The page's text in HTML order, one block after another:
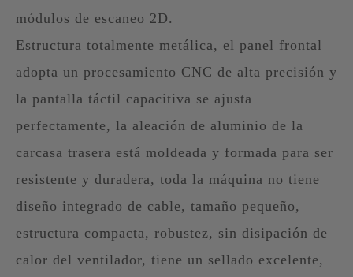
módulos de escaneo 2D.
Estructura totalmente metálica, el panel frontal
adopta un procesamiento CNC de alta precisión y
la pantalla táctil capacitiva se ajusta
perfectamente, la aleación de aluminio de la
carcasa trasera está moldeada y formada para ser
resistente y duradera, toda la máquina no tiene
diseño integrado de cable, tamaño pequeño,
estructura compacta, robustez, sin disipación de
calor del ventilador, tiene un sellado excelente,